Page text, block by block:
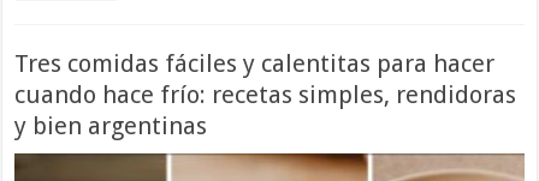
Tres comidas fáciles y calentitas para hacer
cuando hace frío: recetas simples, rendidoras
y bien argentinas